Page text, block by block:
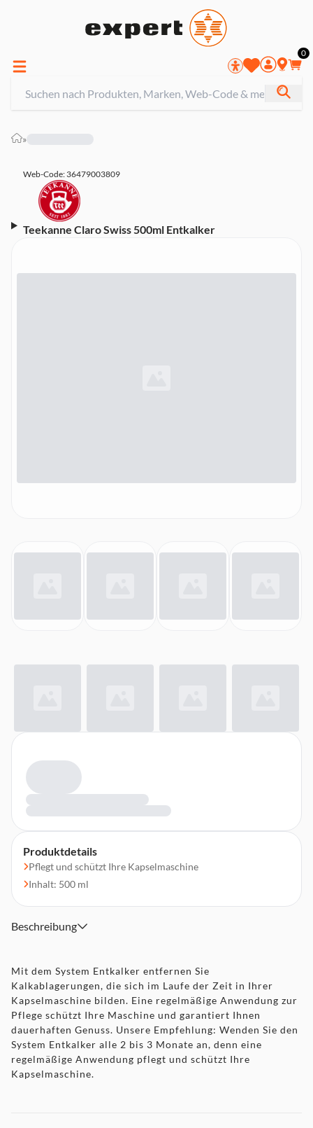
0
»
Web-Code: 36479003809
Teekanne Claro Swiss 500ml Entkalker
Produktdetails
Pflegt und schützt Ihre Kapselmaschine
Inhalt: 500 ml
Beschreibung
Mit dem System Entkalker entfernen Sie
Kalkablagerungen, die sich im Laufe der Zeit in Ihrer
Kapselmaschine bilden. Eine regelmäßige Anwendung zur
Pflege schützt Ihre Maschine und garantiert Ihnen
dauerhaften Genuss. Unsere Empfehlung: Wenden Sie den
System Entkalker alle 2 bis 3 Monate an, denn eine
regelmäßige Anwendung pflegt und schützt Ihre
Kapselmaschine.